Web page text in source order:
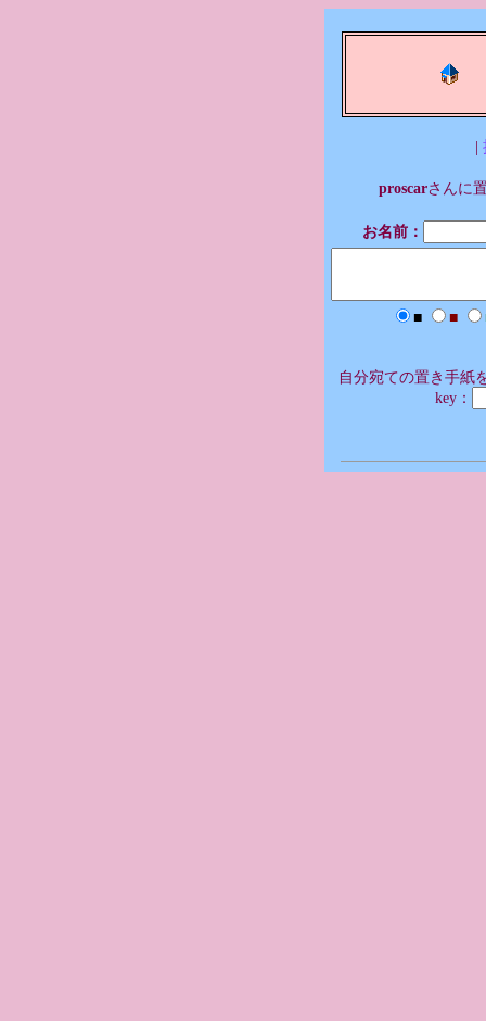
|
proscarさんに
お名前：
■ ■
自分宛ての置き手紙
key：